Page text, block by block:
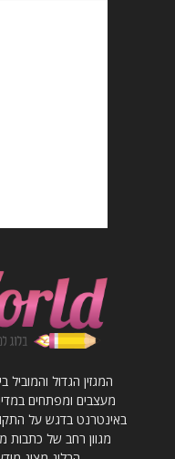
המגזין הגדול
באינטרנט בדגש על
מגוון רחב של כתבות